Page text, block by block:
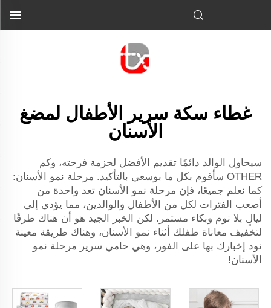
غطاء سكة سرير الأطفال لمضغ
الأسنان
سيحاول الوالد دائمًا تقديم الأفضل لحزمة فرحته، وكم
OTHER سأقوم بكل ما بوسعي بالتأكيد. مرحلة نمو الأسنان:
كما نعلم جميعًا، فإن مرحلة نمو الأسنان تعد واحدة من
أصعب الفترات لكل من الأطفال والوالدين، مما يؤدي إلى
ليالٍ بلا نوم وبكاء مستمر. لكن الخبر الجيد هو أن هناك طرقًا
لتخفيف معاناة طفلك أثناء نمو الأسنان، وهناك طريقة معينة
نود إخبارك بها على الفور، وهي حامي سرير مرحلة نمو
الأسنان!